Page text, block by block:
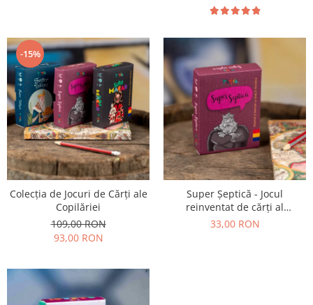
-15%
Colecția de Jocuri de Cărți ale
Copilăriei
109,00 RON
93,00 RON
Super Șeptică - Jocul
reinventat de cărți al
copilăriei
33,00 RON